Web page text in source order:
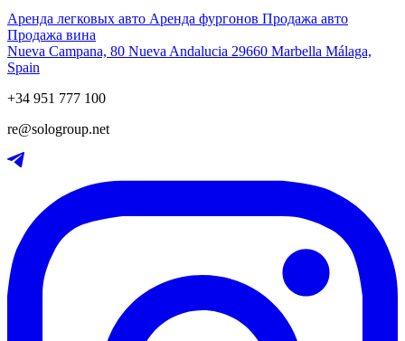
Аренда легковых авто Аренда фургонов Продажа авто
Продажа вина
Nueva Campana, 80 Nueva Andalucia 29660 Marbella Málaga,
Spain
+34 951 777 100
re@sologroup.net